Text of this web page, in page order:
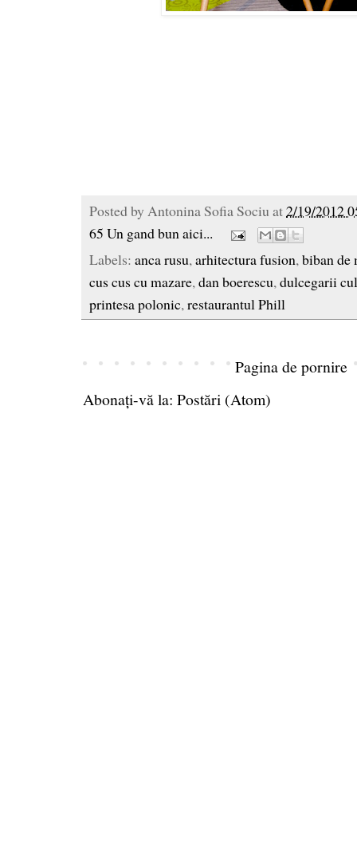
Posted by Antonina Sofia Sociu at2/19/2012
65 Un gand bun aici...
Labels: anca rusu,arhitectura fusion,biban de
cus cus cu mazare,dan boerescu,dulcegarii
printesa polonic,restaurantul Phill
Pagina de pornire
Abonați-vă la: Postări (Atom)